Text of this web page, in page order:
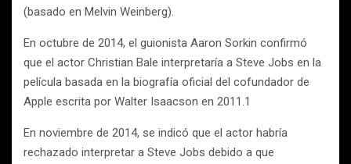
(basado en Melvin Weinberg).
En octubre de 2014, el guionista Aaron Sorkin confirmó
que el actor Christian Bale interpretaría a Steve Jobs en la
película basada en la biografía oficial del cofundador de
Apple escrita por Walter Isaacson en 2011.1
En noviembre de 2014, se indicó que el actor habría
rechazado interpretar a Steve Jobs debido a que